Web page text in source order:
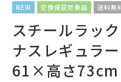
NEW 交換保証対象品 送料無
スチールラッ
ナスレギュラ
61×高さ73cm